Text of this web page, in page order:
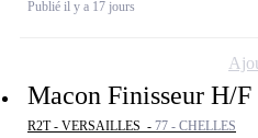
Publié il y a 17 jours
Macon Finisseur H/F
R2T - VERSAILLES - 77 - CHELLES